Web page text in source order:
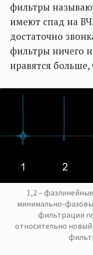
фильтры
имеют спад на
достаточно
фильтры ничего
нравятся больше,
1,2 –
минимально-
фильтрации
относительно